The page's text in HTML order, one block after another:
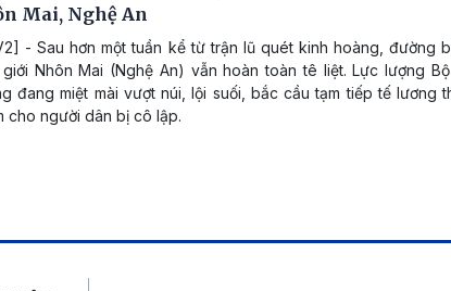
Mai, Nghệ An
- Sau hơn một tuần kể từ trận lũ quét kinh hoàng, đường
Nhôn Mai (Nghệ An) vẫn hoàn toàn tê liệt. Lực lượng
đang miệt mài vượt núi, lội suối, bắc cầu tạm tiếp tế lương
cho người dân bị cô lập.